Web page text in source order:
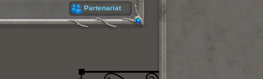
Partenariat